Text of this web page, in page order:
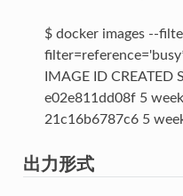
$ docker images --
IMAGE ID CREATED SIZE busybox uclibc
e02e811dd08f 5 weeks ago 1.09 MB busybox glibc
出力形式